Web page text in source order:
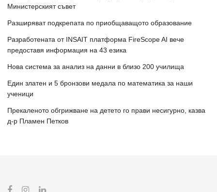
Министерският съвет
Разширяват подкрепата по приобщаващото образование
Разработената от INSAIT платформа FireScope AI вече
предоставя информация на 43 езика
Нова система за анализ на данни в близо 200 училища
Един златен и 5 бронзови медала по математика за наши
ученици
Прекаленото обгрижване на детето го прави несигурно, казва
д-р Пламен Петков